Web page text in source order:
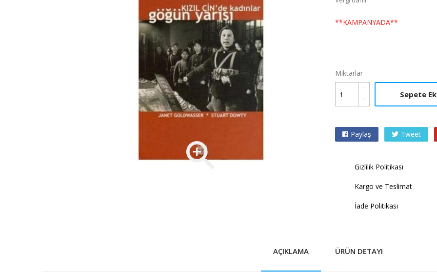

**KAMPANYADA**
Miktarlar
Sepete
Paylaş Tweet
Gizlilik Politikası
Kargo ve Teslimat
İade Politikası
AÇIKLAMA ÜRÜN DETAYI